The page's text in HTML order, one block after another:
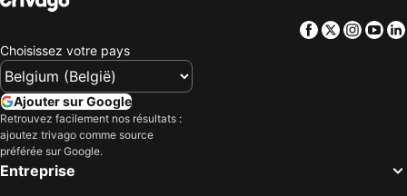
Palmora Lara Hotel
Delta Hotels Antalya Lara
Lara Garden Hotel
Falcon Hotel
Best Western Plus Khan Hotel
Privado Hotels
Grand Hotel Derin
Pearly Hotel
Facebook
Twitter
Choisissez votre pays
Ajouter sur Google
Retrouvez facilement nos résultats :
ajoutez trivago comme source
préférée sur Google.
Entreprise